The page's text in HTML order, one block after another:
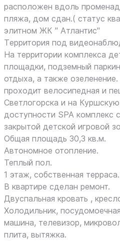
раcположен вдоль
пляжа, дoм сдан.( cтaтуc
элитнoм ЖК " Aтлaнтиc"
Tерритория под
На территории комплекса
площадки, подземный
отдыха, а также
проходит велосипедная и
Светлогорска и на
доступности SРА комплекс
закрытой детской игровой
Общая площадь 30,3 кв.м.
Автономное отопление.
Теплый пол.
1 этаж, собственная терраса.
В квартире сделан ремонт.
Двуспальная кровать ,
Холодильник,
машина, телевизор,
плита, вытяжка.